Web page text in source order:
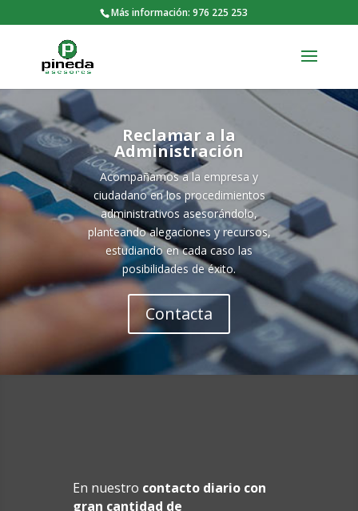
Más información: 976 225 253
Reclamar a la
Administración
Acompañamos a la empresa y
ciudadano en los procedimientos
administrativos asesorándolo,
planteando alegaciones y recursos,
estudiando en cada caso las
posibilidades de éxito.
Contacta
En nuestro contacto diario con
gran cantidad de